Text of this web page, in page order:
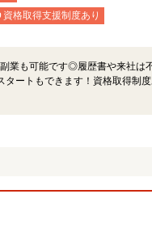
資格取得支援制度あり
業も可能です◎履歴書や来社は
タートもできます！資格取得制